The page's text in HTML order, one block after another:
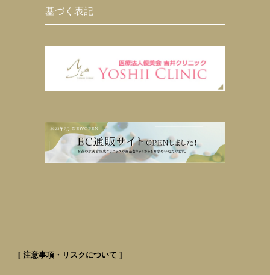
基づく表記
[ 注意事項・リスクについて ]